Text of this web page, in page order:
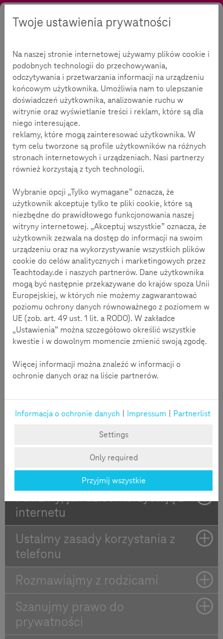
Szukaj Kontrast
Zasady i wskazówki dla nauczycieli
Zasady i wskazówki dla
nauczycieli
182
Czasu na czytanie:2minuty
pierwszą komórkę do szkoły. W tej sytuacji również
pedagodzy muszą się do tego ustosunkować i w
kompetentny sposób zareagować na taki sposób
korzystania z internetu.
Zasady i wskazówki dla
nauczycieli
telefonu to także wyzwanie dla nauczycieli. Oto pięć
zasad, o których należy pamiętać:
Patrzmy, jak dzieci korzystają z
internetu
Ustalmy zasady korzystania z
telefonu
Rozmawiajmy z rodzicami
Szanujmy prawo do
prywatności
Twoje ustawienia prywatności
Na naszej stronie internetowej używamy plików cookie i
podobnych technologii do przechowywania,
odczytywania i przetwarzania informacji na urządzeniu
końcowym użytkownika. Umożliwia nam to ulepszanie
doświadczeń użytkownika, analizowanie ruchu w
witrynie oraz wyświetlanie treści i reklam, które są dla
niego interesujące.
reklamy, które mogą zainteresować użytkownika. W
tym celu tworzone są profile użytkowników na różnych
stronach internetowych i urządzeniach. Nasi partnerzy
również korzystają z tych technologii.
Wybranie opcji „Tylko wymagane” oznacza, że
użytkownik akceptuje tylko te pliki cookie, które są
niezbędne do prawidłowego funkcjonowania naszej
witryny internetowej. „Akceptuj wszystkie” oznacza, że
użytkownik zezwala na dostęp do informacji na swoim
urządzeniu oraz na wykorzystywanie wszystkich plików
cookie do celów analitycznych i marketingowych przez
Teachtoday.de i naszych partnerów. Dane użytkownika
mogą być następnie przekazywane do krajów spoza Unii
Europejskiej, w których nie możemy zagwarantować
poziomu ochrony danych równoważnego z poziomem w
UE (zob. art. 49 ust. 1 lit. a RODO). W zakładce
„Ustawienia” można szczegółowo określić wszystkie
kwestie i w dowolnym momencie zmienić swoją zgodę.
Więcej informacji można znaleźć w informacji o
ochronie danych oraz na liście partnerów.
Informacja o ochronie danych Impressum
Partnerlist
Settings
Only required
Przyjmij wszystkie